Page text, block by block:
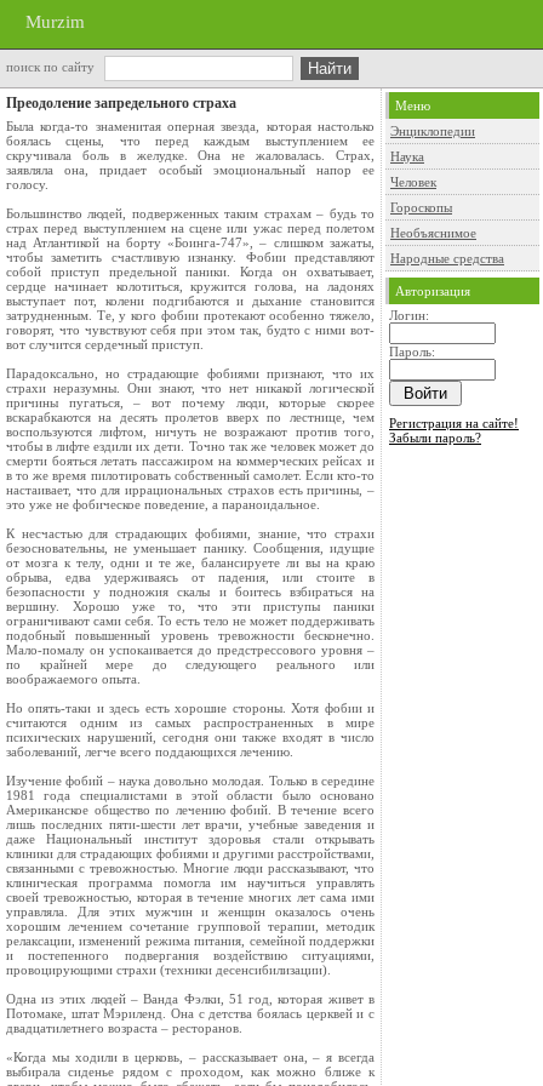
Murzim
поиск по сайту
Преодоление запредельного страха
Была когда-то знаменитая оперная звезда, которая настолько
боялась сцены, что перед каждым выступлением ее
скручивала боль в желудке. Она не жаловалась. Страх,
заявляла она, придает особый эмоциональный напор ее
голосу.
Большинство людей, подверженных таким страхам – будь то
страх перед выступлением на сцене или ужас перед полетом
над Атлантикой на борту «Боинга-747», – слишком зажаты,
чтобы заметить счастливую изнанку. Фобии представляют
собой приступ предельной паники. Когда он охватывает,
сердце начинает колотиться, кружится голова, на ладонях
выступает пот, колени подгибаются и дыхание становится
затрудненным. Те, у кого фобии протекают особенно тяжело,
говорят, что чувствуют себя при этом так, будто с ними вот-
вот случится сердечный приступ.
Парадоксально, но страдающие фобиями признают, что их
страхи неразумны. Они знают, что нет никакой логической
причины пугаться, – вот почему люди, которые скорее
вскарабкаются на десять пролетов вверх по лестнице, чем
воспользуются лифтом, ничуть не возражают против того,
чтобы в лифте ездили их дети. Точно так же человек может до
смерти бояться летать пассажиром на коммерческих рейсах и
в то же время пилотировать собственный самолет. Если кто-то
настаивает, что для иррациональных страхов есть причины, –
это уже не фобическое поведение, а параноидальное.
К несчастью для страдающих фобиями, знание, что страхи
безосновательны, не уменьшает панику. Сообщения, идущие
от мозга к телу, одни и те же, балансируете ли вы на краю
обрыва, едва удерживаясь от падения, или стоите в
безопасности у подножия скалы и боитесь взбираться на
вершину. Хорошо уже то, что эти приступы паники
ограничивают сами себя. То есть тело не может поддерживать
подобный повышенный уровень тревожности бесконечно.
Мало-помалу он успокаивается до предстрессового уровня –
по крайней мере до следующего реального или
воображаемого опыта.
Но опять-таки и здесь есть хорошие стороны. Хотя фобии и
считаются одним из самых распространенных в мире
психических нарушений, сегодня они также входят в число
заболеваний, легче всего поддающихся лечению.
Изучение фобий – наука довольно молодая. Только в середине
1981 года специалистами в этой области было основано
Американское общество по лечению фобий. В течение всего
лишь последних пяти-шести лет врачи, учебные заведения и
даже Национальный институт здоровья стали открывать
клиники для страдающих фобиями и другими расстройствами,
связанными с тревожностью. Многие люди рассказывают, что
клиническая программа помогла им научиться управлять
своей тревожностью, которая в течение многих лет сама ими
управляла. Для этих мужчин и женщин оказалось очень
хорошим лечением сочетание групповой терапии, методик
релаксации, изменений режима питания, семейной поддержки
и постепенного подвергания воздействию ситуациями,
провоцирующими страхи (техники десенсибилизации).
Одна из этих людей – Ванда Фэлки, 51 год, которая живет в
Потомаке, штат Мэриленд. Она с детства боялась церквей и с
двадцатилетнего возраста – ресторанов.
«Когда мы ходили в церковь, – рассказывает она, – я всегда
выбирала сиденье рядом с проходом, как можно ближе к
Меню
Энциклопедии
Наука
Человек
Гороскопы
Необъяснимое
Народные средства
Авторизация
Логин:
Пароль:
Регистрация на сайте!
Забыли пароль?